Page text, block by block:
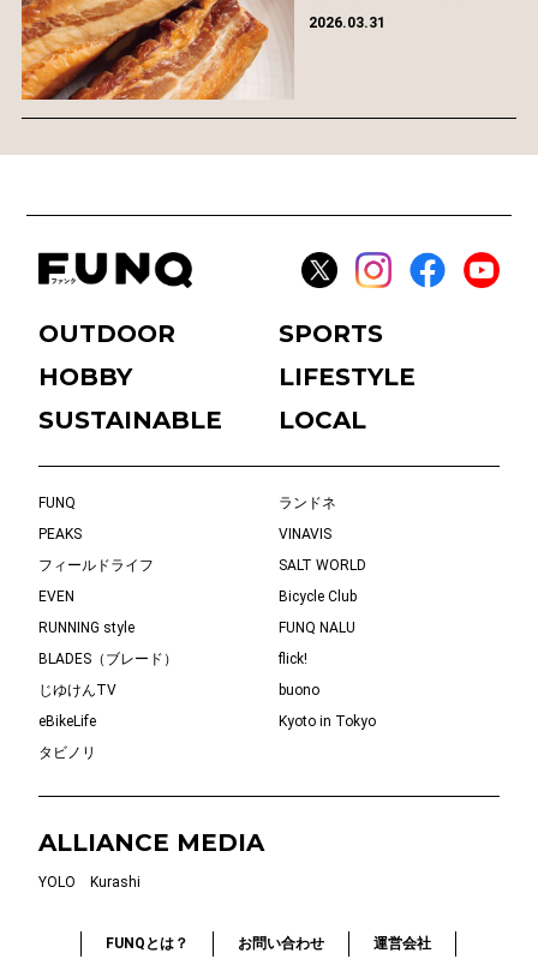
2026.03.31
OUTDOOR
SPORTS
HOBBY
LIFESTYLE
SUSTAINABLE
LOCAL
FUNQ
ランドネ
PEAKS
VINAVIS
フィールドライフ
SALT WORLD
EVEN
Bicycle Club
RUNNING style
FUNQ NALU
BLADES（ブレード）
flick!
じゆけんTV
buono
eBikeLife
Kyoto in Tokyo
タビノリ
ALLIANCE MEDIA
YOLO Kurashi
FUNQとは？ お問い合わせ 運営会社